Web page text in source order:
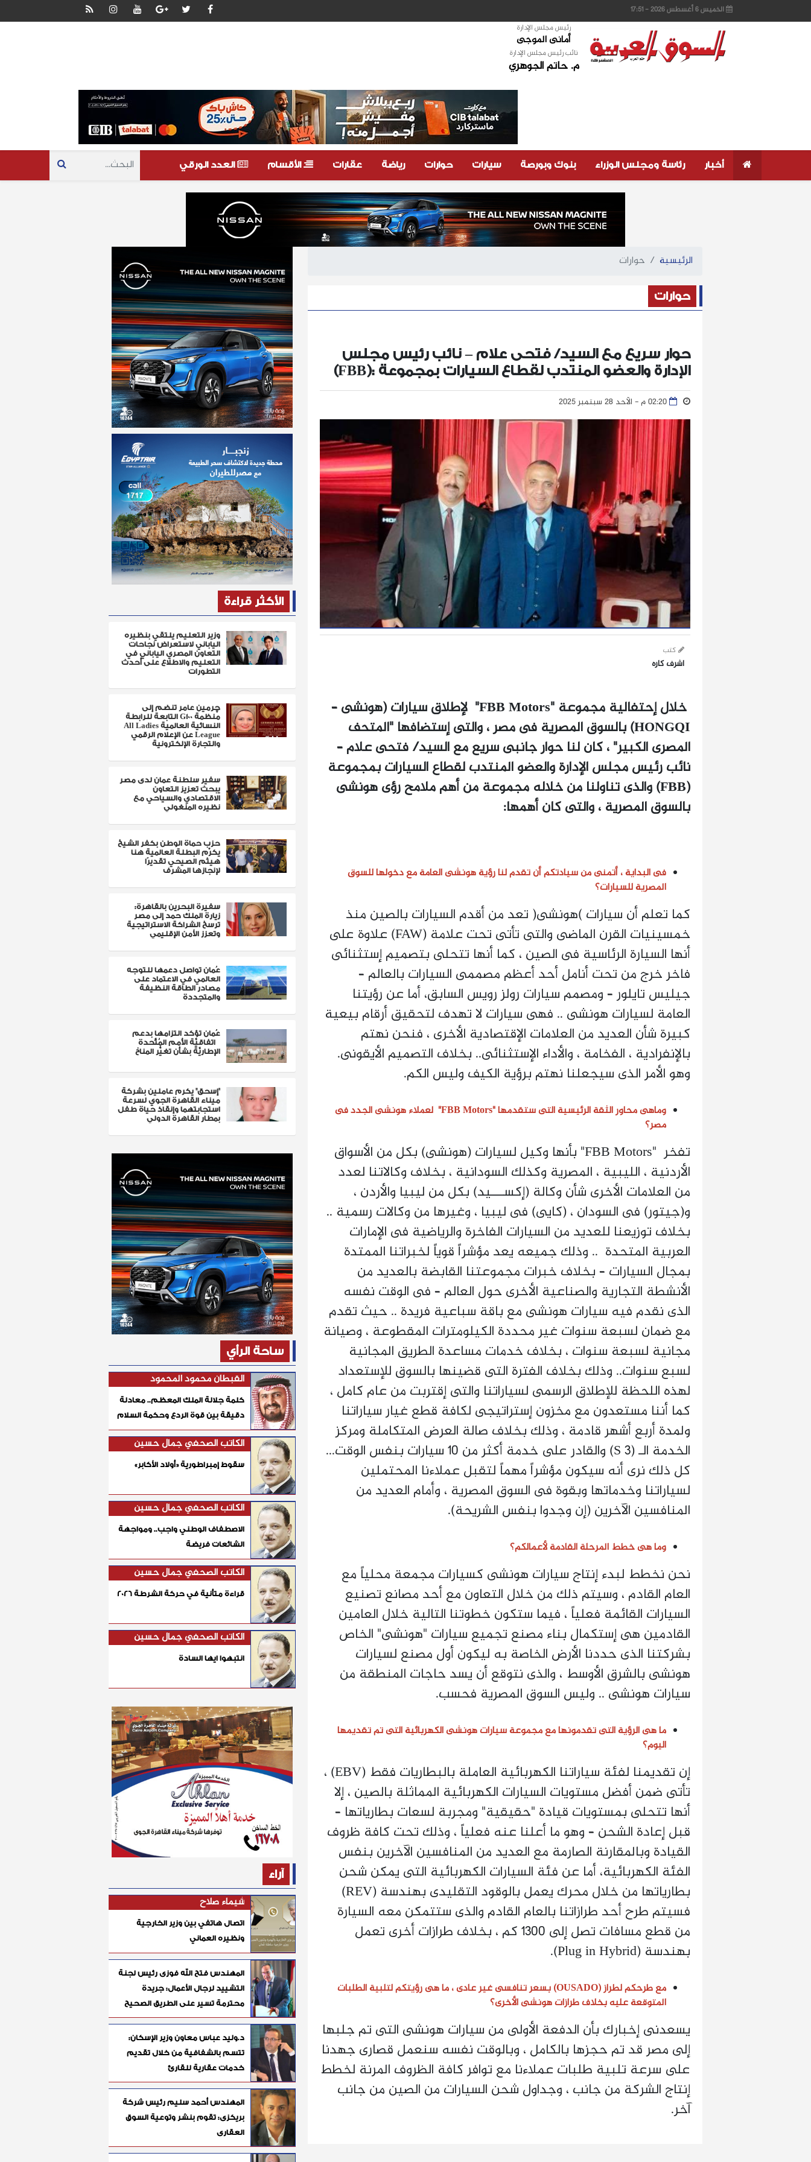
الخميس 6 أغسطس 2026 - 17:51
رئيس مجلس الإدارة
أمانى الموجى
نائب رئيس مجلس الإدارة
م. حاتم الجوهري
أخبار رئاسة ومجلس الوزراء بنوك وبورصة سيارات حوارات رياضة عقارات الأقسام العدد الورقي
الرئيسية حوارات
حوارات
حوار سريع مع السيد/ فتحى علام – نائب رئيس مجلس
الإدارة والعضو المنتدب لقطاع السيارات بمجموعة :(FBB)
كتب
اشرف كاره
خلال إحتفالية مجموعة "FBB Motors" لإطلاق سيارات (هونشى –
HONGQI) بالسوق المصرية فى مصر ، والتى إستضافها "المتحف
المصرى الكبير" ، كان لنا حوار جانبى سريع مع السيد/ فتحى علام –
نائب رئيس مجلس الإدارة والعضو المنتدب لقطاع السيارات بمجموعة
(FBB)
والذى تناولنا من خلاله مجموعة من أهم ملامح رؤى هونشى
بالسوق المصرية ، والتى كان أهمها:
فى البداية ، أتمنى من سيادتكم أن تقدم لنا رؤية هونشى العامة مع دخولها للسوق
المصرية للسيارات؟
كما تعلم أن سيارات )هونشى( تعد من أقدم السيارات بالصين منذ
خمسينيات القرن الماضى والتى تأتى تحت علامة (FAW) علاوة على
أنها السيارة الرئاسية فى الصين ، كما أنها تتحلى بتصميم إستثنائى
فاخر خرج من تحت أنامل أحد أعظم مصممى السيارات بالعالم –
جيليس تايلور – ومصمم سيارات رولز رويس السابق، أما عن رؤيتنا
العامة لسيارات هونشى .. فهى سيارات لا تهدف لتحقيق أرقام بيعية
كبيرة شأن العديد من العلامات الإقتصادية الأخرى ، فنحن نهتم
بالإنفرادية ، الفخامة ، والأداء الإستثنائى.. بخلاف التصميم الأيقونى.
وهو الأمر الذى سيجعلنا نهتم برؤية الكيف وليس الكم.
وماهى محاور الثقة الرئيسية التى ستقدمها "FBB Motors"
لعملاء هونشى الجدد فى
مصر؟
تفخر "FBB Motors" بأنها وكيل لسيارات (هونشى) بكل من الأسواق
الأردنية ، الليبية ، المصرية وكذلك السودانية ، بخلاف وكالاتنا لعدد
من العلامات الأخرى شأن وكالة (إكســـيد) بكل من ليبيا والأردن ،
و(جيتور) فى السودان ، (كايى) فى ليبيا ، وغيرها من وكالات رسمية ..
بخلاف توزيعنا للعديد من السيارات الفاخرة والرياضية فى الإمارات
العربية المتحدة .. وذلك جميعه يعد مؤشراً قوياً لخبراتنا الممتدة
بمجال السيارات – بخلاف خبرات مجموعتنا القابضة بالعديد من
الأنشطة التجارية والصناعية الأخرى حول العالم – فى الوقت نفسه
الذى نقدم فيه سيارات هونشى مع باقة سباعية فريدة .. حيث تقدم
مع ضمان لسبعة سنوات غير محددة الكيلومترات المقطوعة ، وصيانة
مجانية لسبعة سنوات ، بخلاف خدمات مساعدة الطريق المجانية
لسبع سنوات.. وذلك بخلاف الفترة التى قضينها بالسوق للإستعداد
لهذه اللحظة للإطلاق الرسمى لسياراتنا والتى إقتربت من عام كامل ،
كما أننا مستعدون مع مخزون إستراتيجى لكافة قطع غيار سياراتنا
ولمدة أربع أشهر قادمة ، وذلك بخلاف صالة العرض المتكاملة ومركز
الخدمة الـ (3 S) والقادر على خدمة أكثر من 10 سيارات بنفس الوقت...
كل ذلك نرى أنه سيكون مؤشراً مهماً لتقبل عملاءنا المحتملين
لسياراتنا وخدماتها وبقوة فى السوق المصرية ، وأمام العديد من
المنافسين الآخرين (إن وجدوا بنفس الشريحة).
وما هى خطط المرحلة القادمة لأعمالكم؟
نحن نخطط لبدء إنتاج سيارات هونشى كسيارات مجمعة محلياً مع
العام القادم ، وسيتم ذلك من خلال التعاون مع أحد مصانع تصنيع
السيارات القائمة فعلياً ، فيما ستكون خطوتنا التالية خلال العامين
القادمين هى إستكمال بناء مصنع تجميع سيارات "هونشى" الخاص
بشركتنا الذى حددنا الأرض الخاصة به ليكون أول مصنع لسيارات
هونشى بالشرق الأوسط ، والذى نتوقع أن يسد حاجات المنطقة من
سيارات هونشى .. وليس السوق المصرية فحسب.
ما هى الرؤية التى تقدمونها مع مجموعة سيارات هونشى الكهربائية التى تم تقديمها
اليوم؟
إن تقديمنا لفئة سياراتنا الكهربائية العاملة بالبطاريات فقط (EBV) ،
تأتى ضمن أفضل مستويات السيارات الكهربائية المماثلة بالصين ، إلا
أنها تتحلى بمستويات قيادة "حقيقية" ومجربة لسعات بطارياتها –
قبل إعادة الشحن – وهو ما أعلنا عنه فعلياً ، وذلك تحت كافة ظروف
القيادة وبالمقارنة الصارمة مع العديد من المنافسين الآخرين بنفس
الفئة الكهربائية، أما عن فئة السيارات الكهربائية التى يمكن شحن
بطارياتها من خلال محرك يعمل بالوقود التقليدى بهندسة (REV)
فسيتم طرح أحد طرازاتنا بالعام القادم والذى ستتمكن معه السيارة
من قطع مسافات تصل إلى 1300 كم ، بخلاف طرازات أخرى تعمل
بهندسة (Plug in Hybrid).
مع طرحكم لطراز (OUSADO) بسعر تنافسى غير عادى ، ما هى رؤيتكم لتلبية الطلبات
المتوقعة عليه بخلاف طرازات هونشى الأخرى؟
يسعدنى إخبارك بأن الدفعة الأولى من سيارات هونشى التى تم جلبها
إلى مصر قد تم حجزها بالكامل ، وبالوقت نفسه سنعمل قصارى جهدنا
على سرعة تلبية طلبات عملاءنا مع توافر كافة الظروف المرنة لخطط
إنتاج الشركة من جانب ، وجداول شحن السيارات من الصين من جانب
آخر.
الأكثر قراءة
وزير التعليم يلتقي بنظيره
الياباني لاستعراض نجاحات
التعاون المصري الياباني في
التعليم والاطلاع على أحدث
التطورات
چرمين عامر تنضم إلى
منظمة G100 التابعة للرابطة
النسائية العالمية All Ladies
League عن الإعلام الرقمي
والتجارة الإلكترونية
سفير سلطنة عمان لدى مصر
يبحث تعزيز التعاون
الاقتصادي والسياحي مع
نظيره المنغولي
حزب حماة الوطن بكفر الشيخ
يكرّم البطلة العالمية هنا
هيثم الصيحي تقديرًا
لإنجازها المشرف
سفيرة البحرين بالقاهرة:
زيارة الملك حمد إلى مصر
ترسخ الشراكة الاستراتيجية
وتعزز الأمن الإقليمي
عُمان تواصل دعمها للتوجه
العالمي في الاعتماد على
مصادر الطاقة النظيفة
والمتجددة
عُمان تؤكد التزامها بدعم
اتفاقيَّة الأُمم المُتَّحدة
الإطاريَّة بشأن تغيُّر المناخ
"إسحق" يكرم عاملين بشركة
ميناء القاهرة الجوي لسرعة
استجابتهما وإنقاذ حياة طفل
بمطار القاهرة الدولي
ساحة الرأي
القبطان محمود المحمود
كلمة جلالة الملك المعظم.. معادلة
دقيقة بين قوة الردع وحكمة السلام
الكاتب الصحفي جمال حسين
سقوط إمبراطورية «أولاد الأكابر»
الكاتب الصحفي جمال حسين
الاصطفاف الوطني واجب.. ومواجهة
الشائعات فريضة
الكاتب الصحفي جمال حسين
قراءة متأنية في حركة الشرطة 2026
الكاتب الصحفي جمال حسين
انتبهوا ايها السادة
آراء
شيماء صلاح
اتصال هاتفي بين وزير الخارجية
ونظيره العماني
المهندس فتح الله فوزى رئيس لجنة
التشييد لرجال الأعمال: جريدة
محترمة تسير على الطريق الصحيح
د.وليد عباس معاون وزير الإسكان:
تتسم بالشفافية من خلال تقديم
خدمات عقارية للقارئ
المهندس أحمد سليم رئيس شركة
بريكزى: تقوم بنشر وتوعية السوق
العقارى